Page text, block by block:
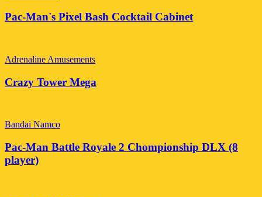
Pac-Man's Pixel Bash Cocktail Cabinet
Adrenaline Amusements
Crazy Tower Mega
Bandai Namco
Pac-Man Battle Royale 2 Chompionship DLX (8
player)